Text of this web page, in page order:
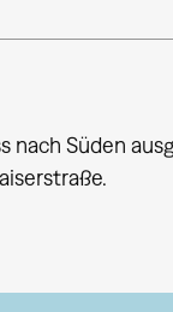
nach Süden